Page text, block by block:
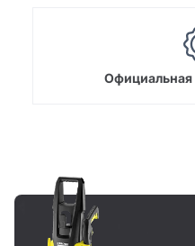
Официальная